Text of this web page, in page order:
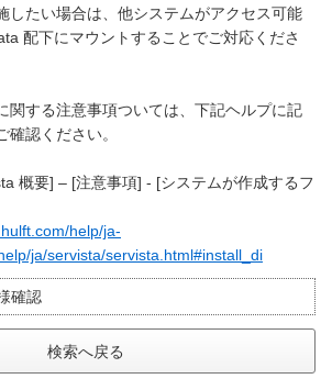
したい場合は、他システムがアクセス可能
配下にマウントすることでご対応くださ
関する注意事項ついては、下記ヘルプに記
認ください。
概要] – [注意事項] - [システムが作成するフ
help/ja-
ja/servista/servista.html#install_di
確認
検索へ戻る